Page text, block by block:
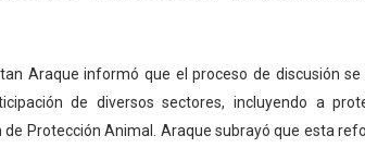
espacios del OAN para la
Araque informó que el proceso de discusión
de diversos sectores, incluyendo a
de Protección Animal. Araque subrayó que esta